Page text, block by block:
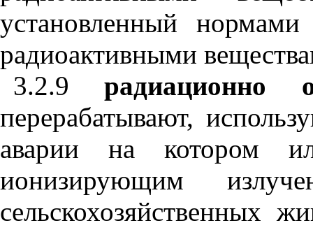
установленный
радиоактивными
3.2.9
радиационно
перерабатывают,
аварии на котором
ионизирующим
сельскохозяйственных